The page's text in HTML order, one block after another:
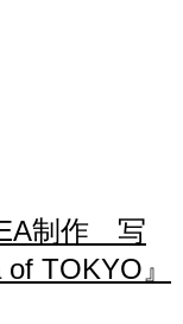
制作 写
TOKYO』